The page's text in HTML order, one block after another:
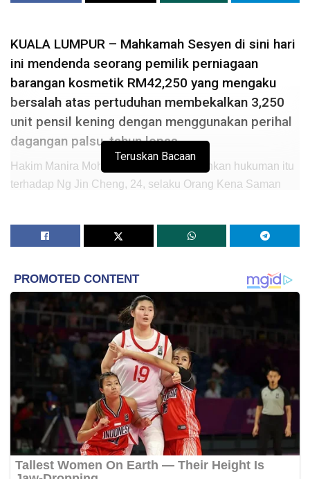
KUALA LUMPUR – Mahkamah Sesyen di sini hari
ini mendenda seorang pemilik perniagaan
barangan kosmetik RM42,250 yang mengaku
bersalah atas pertuduhan membekalkan 3,250
unit pensil kening dengan menggunakan perihal
dagangan palsu, tahun lepas.
Hakim Manira Mohd Nor Hakim menjatuhkan hukuman itu
terhadap Ng Jin Cheng, 24, selaku Orang Kena Saman
Mengikut pertuduhan, Ng yang juga pemilik tunggal
menawarkan untuk membekalkan pensil kening jenama
Rhomlon sebanyak 3,250 unit, namun menggunakan
perihal dagangan palsu.
OKS dituduh melakukan kesalahan itu di premis
perniagaannya di Kenanga Wholesale City, Jalan Gelugor
di sini pada 11.20 pagi, 2 Nov 2017.
Bagi kesalahan itu, dia didakwa mengikut Seksyen 8(2) (b)
Akta Perihal Dagangan 2011 dan boleh dihukum menerusi
Seksyen 8 (2)(B) akta sama yang memperuntukkan
hukuman denda tidak melebihi RM10,000 bagi setiap
Teruskan Bacaan